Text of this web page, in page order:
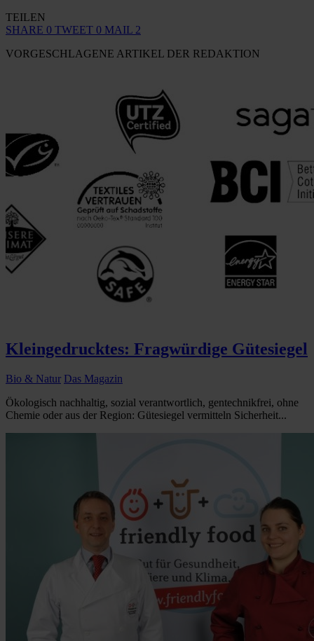
TEILEN
SHARE 0 TWEET 0 MAIL 2
VORGESCHLAGENE ARTIKEL DER REDAKTION
Kleingedrucktes: Fragwürdige Gütesiegel
Bio & Natur Das Magazin
Ökologisch nachhaltig, sozial verantwortlich, gentechnikfrei, ohne
Chemie oder aus der Region: Gütesiegel vermitteln Sicherheit...